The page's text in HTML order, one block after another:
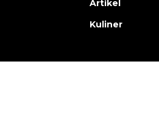
Artikel
Kuliner